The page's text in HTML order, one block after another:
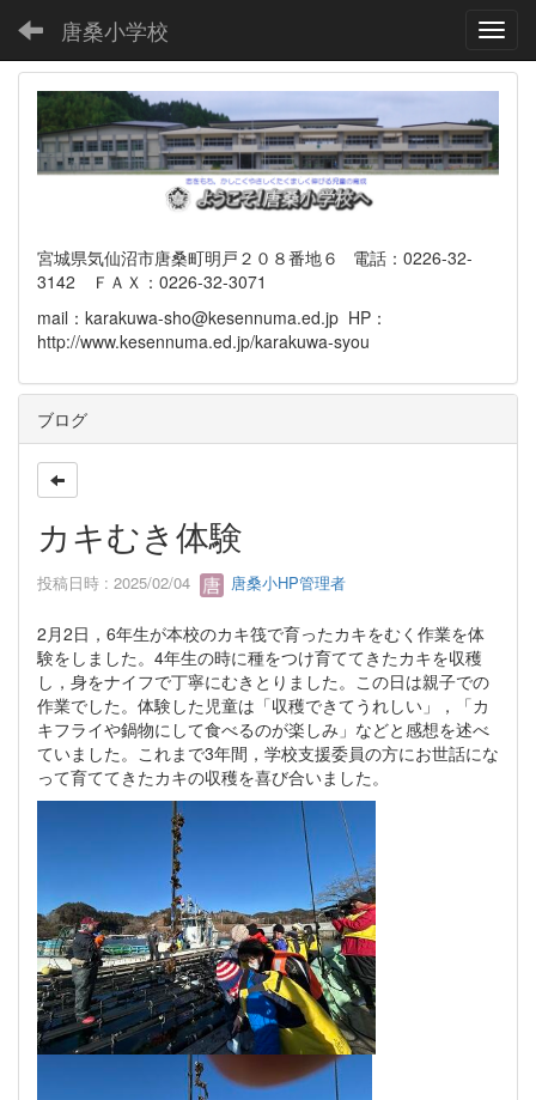
唐桑小学校
宮城県気仙沼市唐桑町明戸２０８番地６ 電話：0226-32-
3142 ＦＡＸ：0226-32-3071
mail：karakuwa-sho@kesennuma.ed.jp HP：
http://www.kesennuma.ed.jp/karakuwa-syou
ブログ
カキむき体験
投稿日時 : 2025/02/04 唐桑小HP管理者
2月2日，6年生が本校のカキ筏で育ったカキをむく作業を体
験をしました。4年生の時に種をつけ育ててきたカキを収穫
し，身をナイフで丁寧にむきとりました。この日は親子での
作業でした。体験した児童は「収穫できてうれしい」，「カ
キフライや鍋物にして食べるのが楽しみ」などと感想を述べ
ていました。これまで3年間，学校支援委員の方にお世話にな
って育ててきたカキの収穫を喜び合いました。